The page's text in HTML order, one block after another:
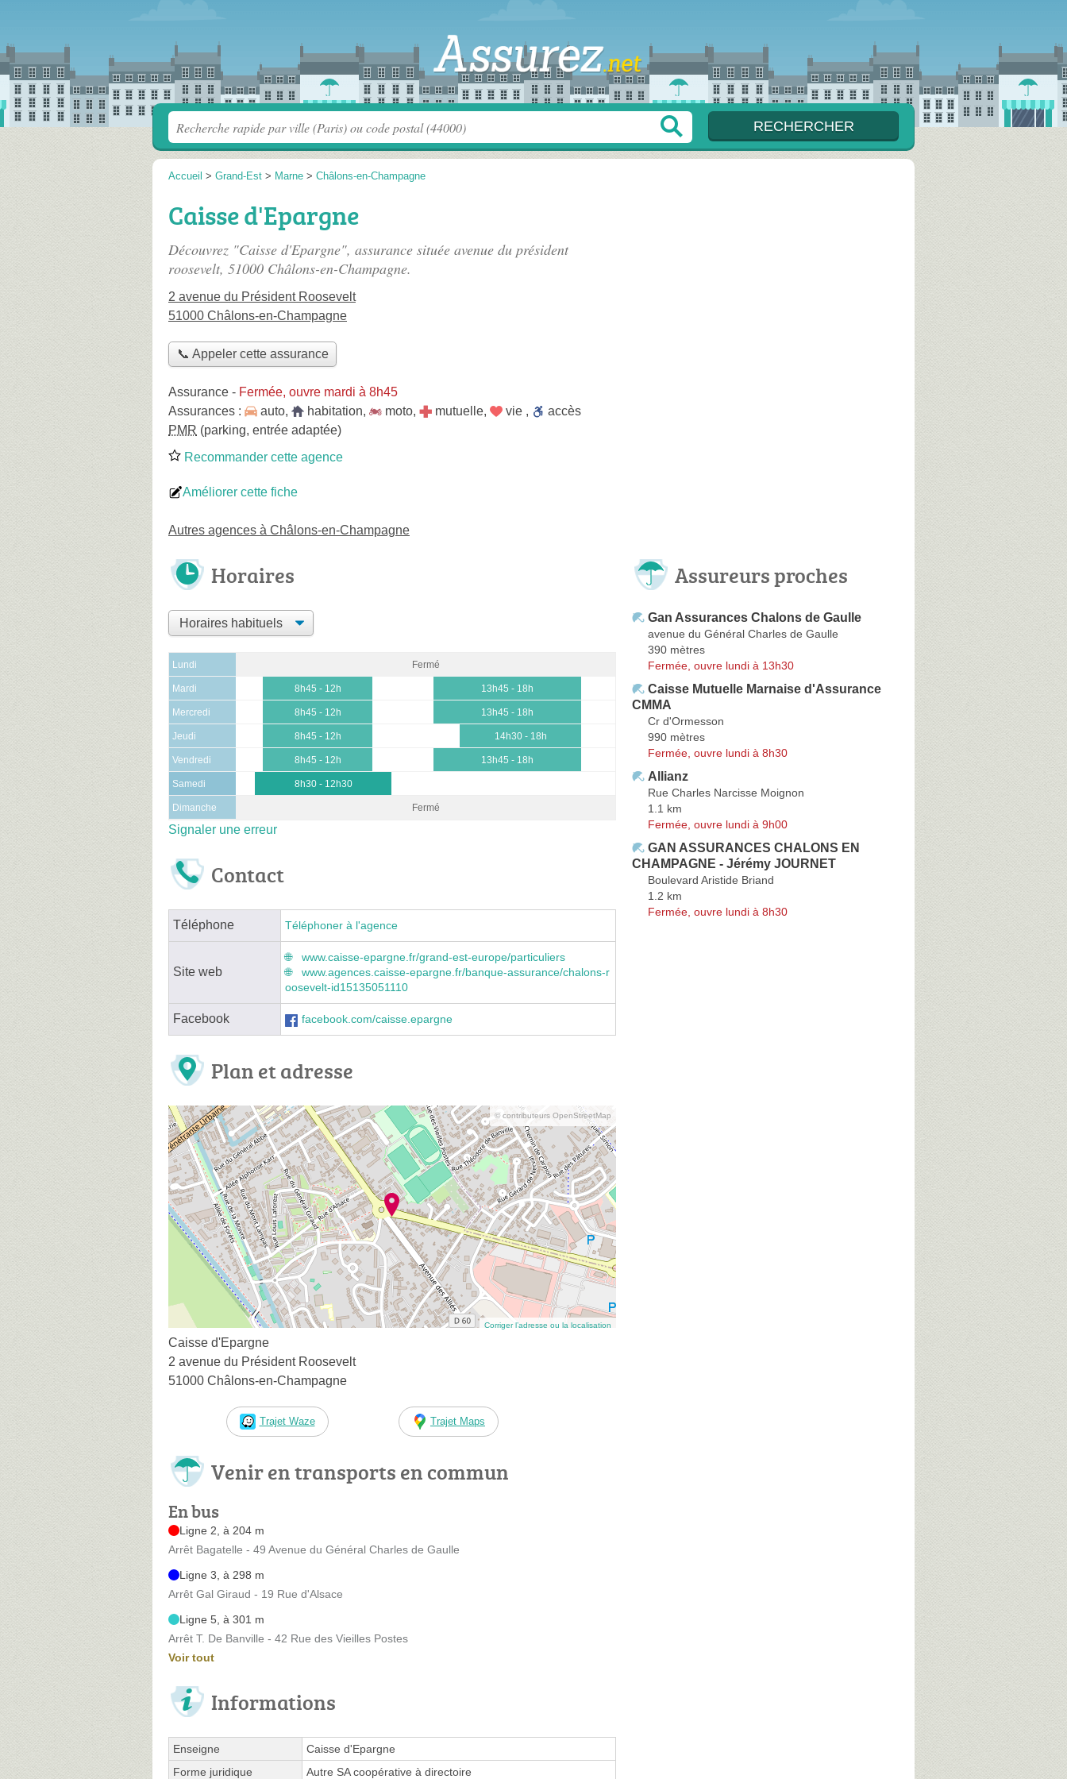
Accueil > Grand-Est > Marne > Châlons-en-Champagne
Caisse d'Epargne
Découvrez "Caisse d'Epargne", assurance située avenue du président
roosevelt, 51000 Châlons-en-Champagne.
2 avenue du Président Roosevelt
51000 Châlons-en-Champagne
📞 Appeler cette assurance
Assurance - Fermée, ouvre mardi à 8h45
Assurances :
auto, habitation, moto, mutuelle, vie ,
accès
PMR (parking, entrée adaptée)
Recommander cette agence
Améliorer cette fiche
Autres agences à Châlons-en-Champagne
Horaires
Lundi Fermé
Mardi 8h45 - 12h 13h45 - 18h
Mercredi 8h45 - 12h 13h45 - 18h
Jeudi 8h45 - 12h 14h30 - 18h
Vendredi 8h45 - 12h 13h45 - 18h
Samedi 8h30 - 12h30
Dimanche Fermé
Signaler une erreur
Contact
Téléphone Téléphoner à l'agence
Site web
www.caisse-epargne.fr/grand-est-europe/particuliers
www.agences.caisse-epargne.fr/banque-assurance/chalons-r
oosevelt-id15135051110
Facebook facebook.com/caisse.epargne
Plan et adresse
© contributeurs OpenStreetMap
Corriger l’adresse ou la localisation
Caisse d'Epargne
2 avenue du Président Roosevelt
51000 Châlons-en-Champagne
Trajet Waze Trajet Maps
Venir en transports en commun
En bus
Ligne 2, à 204 m
Arrêt Bagatelle - 49 Avenue du Général Charles de Gaulle
Ligne 3, à 298 m
Arrêt Gal Giraud - 19 Rue d'Alsace
Ligne 5, à 301 m
Arrêt T. De Banville - 42 Rue des Vieilles Postes
Voir tout
Informations
Enseigne
Caisse d'Epargne
Forme juridique
Autre SA coopérative à directoire
Assureurs proches
Gan Assurances Chalons de Gaulle
avenue du Général Charles de Gaulle
390 mètres
Fermée, ouvre lundi à 13h30
Caisse Mutuelle Marnaise d'Assurance
CMMA
Cr d'Ormesson
990 mètres
Fermée, ouvre lundi à 8h30
Allianz
Rue Charles Narcisse Moignon
1.1 km
Fermée, ouvre lundi à 9h00
GAN ASSURANCES CHALONS EN
CHAMPAGNE - Jérémy JOURNET
Boulevard Aristide Briand
1.2 km
Fermée, ouvre lundi à 8h30